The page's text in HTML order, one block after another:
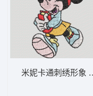
米妮卡通刺绣形象